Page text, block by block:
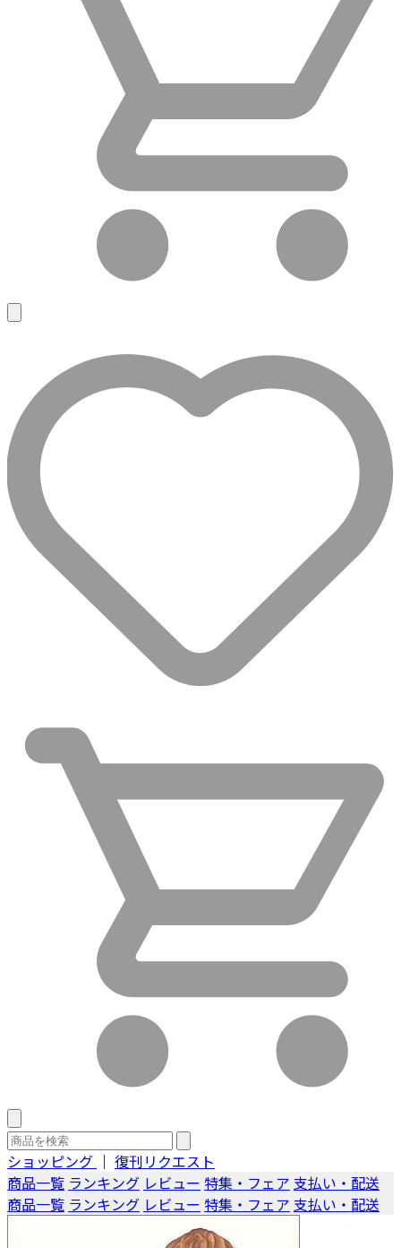
ショッピング ｜ 復刊リクエスト
商品一覧 ランキング レビュー 特集・フェア 支払い・配送
商品一覧 ランキング レビュー 特集・フェア 支払い・配送